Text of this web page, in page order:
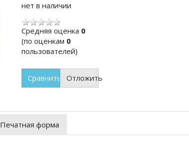
нет в наличии
Cредняя оценка 0
(по оценкам 0
пользователей)
Сравнить Отложить
Печатная форма